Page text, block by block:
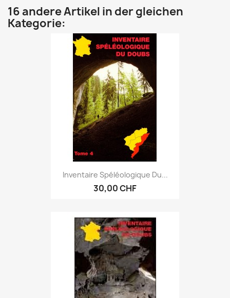
16 andere Artikel in der gleichen
Kategorie:
Inventaire Spéléologique Du...
30,00 CHF